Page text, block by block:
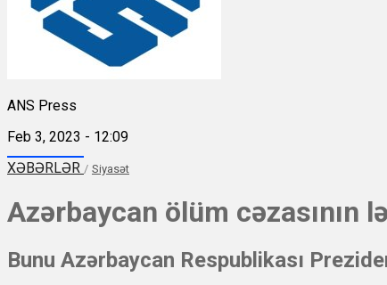
ANS Press
Feb 3, 2023 - 12:09
XƏBƏRLƏR / Siyasət
Azərbaycan ölüm cəzasının
Bunu Azərbaycan Respublikası